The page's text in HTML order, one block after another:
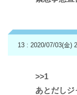
13 : 2020/07/03(金)
>>1
あとだしジ